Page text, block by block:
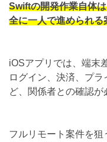
Swiftの開発作業自体
全に一人で進められ
iOSアプリでは、端末
ログイン、決済、プ
ど、関係者との確認が
フルリモート案件を狙